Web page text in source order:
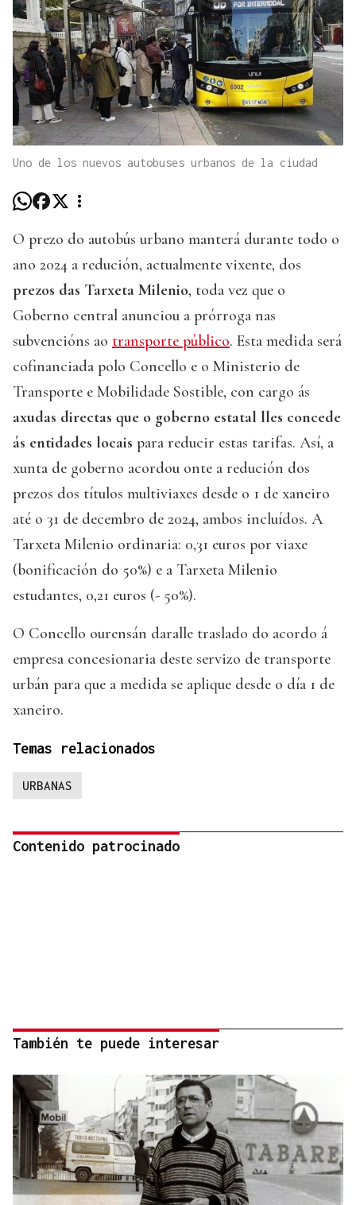
Uno de los nuevos autobuses urbanos de la ciudad
O prezo do autobús urbano manterá durante todo o
ano 2024 a redución, actualmente vixente, dos
prezos das Tarxeta Milenio, toda vez que o
Goberno central anunciou a prórroga nas
subvencións ao transporte público. Esta medida será
cofinanciada polo Concello e o Ministerio de
Transporte e Mobilidade Sostible, con cargo ás
axudas directas que o goberno estatal lles concede
ás entidades locais para reducir estas tarifas. Así, a
xunta de goberno acordou onte a redución dos
prezos dos títulos multiviaxes desde o 1 de xaneiro
até o 31 de decembro de 2024, ambos incluídos. A
Tarxeta Milenio ordinaria: 0,31 euros por viaxe
(bonificación do 50%) e a Tarxeta Milenio
estudantes, 0,21 euros (- 50%).
O Concello ourensán daralle traslado do acordo á
empresa concesionaria deste servizo de transporte
urbán para que a medida se aplique desde o día 1 de
xaneiro.
Temas relacionados
URBANAS
Contenido patrocinado
También te puede interesar